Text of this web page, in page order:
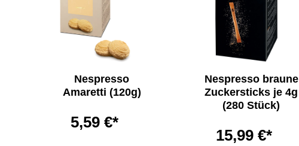
Nespresso
Amaretti (120g)
5,59 €*
Nespresso braune
Zuckersticks je 4g
(280 Stück)
15,99 €*